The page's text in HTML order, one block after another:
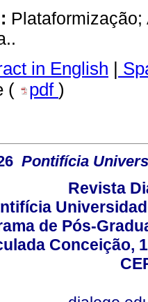
in English |
(
pdf )
Pontifícia
Revista
de Pós-
Conceição,